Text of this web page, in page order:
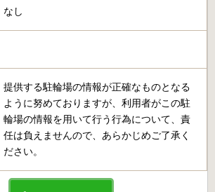
なし
提供する駐輪場の情報が正確なものとなる
ように努めておりますが、利用者がこの駐
輪場の情報を用いて行う行為について、責
任は負えませんので、あらかじめご了承く
ださい。